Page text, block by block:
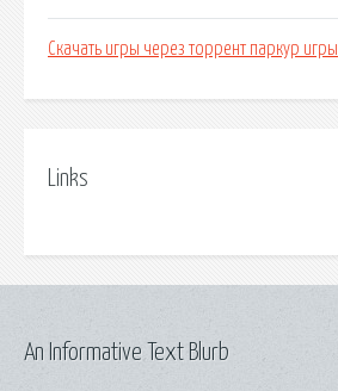
Скачать игры через торрент паркур игры
Links
An Informative Text Blurb